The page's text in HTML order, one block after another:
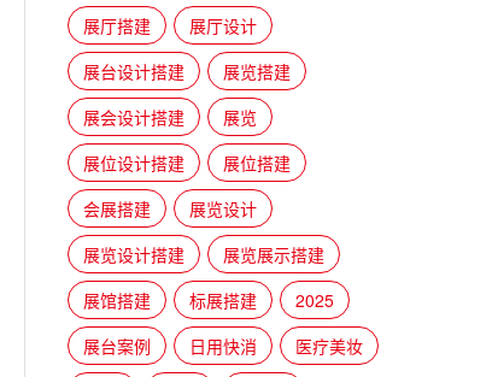
展厅搭建
展厅设计
展台设计搭建
展览搭建
展会设计搭建
展览
展位设计搭建
展位搭建
会展搭建
展览设计
展览设计搭建
展览展示搭建
展馆搭建
标展搭建
2025
展台案例
日用快消
医疗美妆